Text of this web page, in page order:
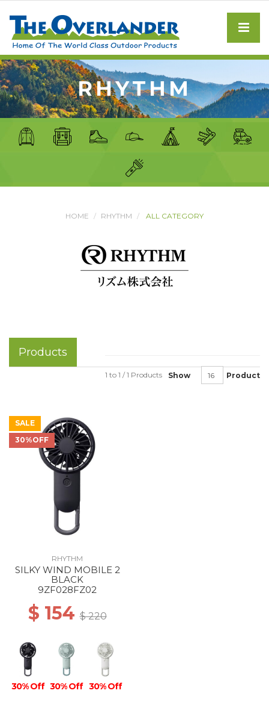
RHYTHM
HOME RHYTHM ALL CATEGORY
Products
Show Product
1 to 1 / 1 Products
SALE
30%OFF
RHYTHM
SILKY WIND MOBILE 2
BLACK
9ZF028FZ02
$ 154$ 220
30% Off 30% Off 30% Off